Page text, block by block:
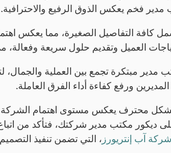
مدير فخم يعكس الذوق الرفيع والاحترافية.
كافة التفاصيل الصغيرة، مما يعكس
العميل وتقديم حلول سريعة
مبتكرة تجمع بين العملية والجمال،
ورفع كفاءة أداء الفرق العاملة.
محترف يعكس مستوى اهتمام الشركة
مكتب مدير شركتك، فتأكد من اتباع
شركة آب إنتريورز ، التي تضمن تنفيذ